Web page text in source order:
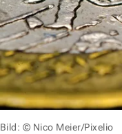
Bild: © Nico Meier/Pixelio